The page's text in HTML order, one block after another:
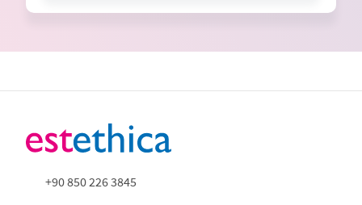
+90 850 226 3845